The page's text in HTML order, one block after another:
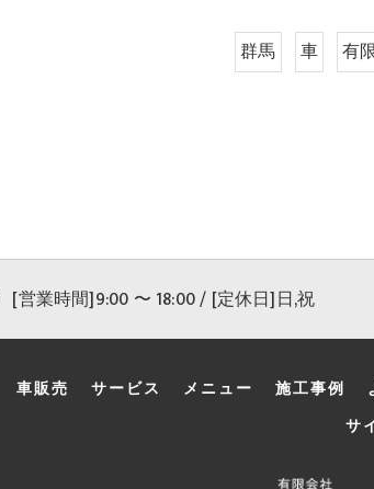
群馬 車 有
[営業時間]9:00 〜 18:00 / [定休日]日,祝
車販売 サービス メニュー 施工事例
サ